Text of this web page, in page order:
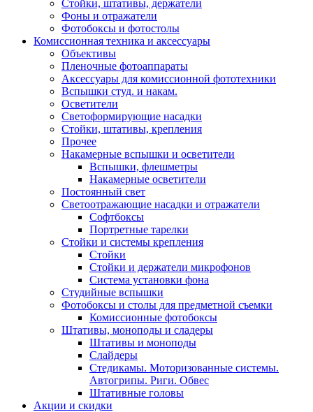
Стойки, штативы, держатели
Фоны и отражатели
Фотобоксы и фотостолы
Комиссионная техника и аксессуары
Объективы
Пленочные фотоаппараты
Аксессуары для комиссионной фототехники
Вспышки студ. и накам.
Осветители
Светоформирующие насадки
Стойки, штативы, крепления
Прочее
Накамерные вспышки и осветители
Вспышки, флешметры
Накамерные осветители
Постоянный свет
Светоотражающие насадки и отражатели
Софтбоксы
Портретные тарелки
Стойки и системы крепления
Стойки
Стойки и держатели микрофонов
Система установки фона
Студийные вспышки
Фотобоксы и столы для предметной съемки
Комиссионные фотобоксы
Штативы, моноподы и сладеры
Штативы и моноподы
Слайдеры
Стедикамы. Моторизованные системы.
Автогрипы. Риги. Обвес
Штативные головы
Акции и скидки